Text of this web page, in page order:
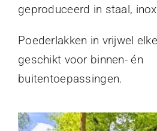
geproduceerd in staal,
Poederlakken in vrijwel
geschikt voor binnen- én
buitentoepassingen.